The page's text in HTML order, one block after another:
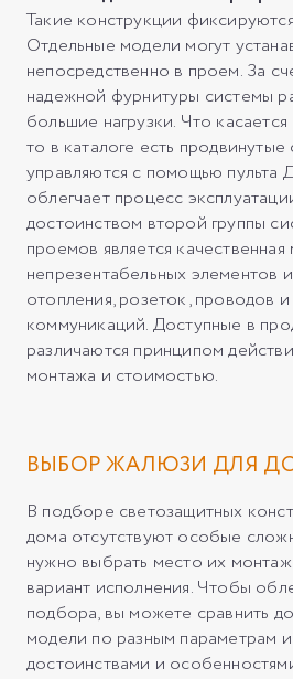
Такие конструкции
Отдельные модели могут
непосредственно в проем. За
надежной фурнитуры системы
большие нагрузки. Что
то в каталоге есть
управляются с помощью пульта
облегчает процесс
достоинством второй группы
проемов является
непрезентабельных элементов
отопления, розеток, проводов и
коммуникаций. Доступные в
различаются принципом
монтажа и стоимостью.
ВЫБОР ЖАЛЮЗИ ДЛЯ
В подборе светозащитных
дома отсутствуют особые
нужно выбрать место их
вариант исполнения. Чтобы
подбора, вы можете сравнить
модели по разным параметрам
достоинствами и